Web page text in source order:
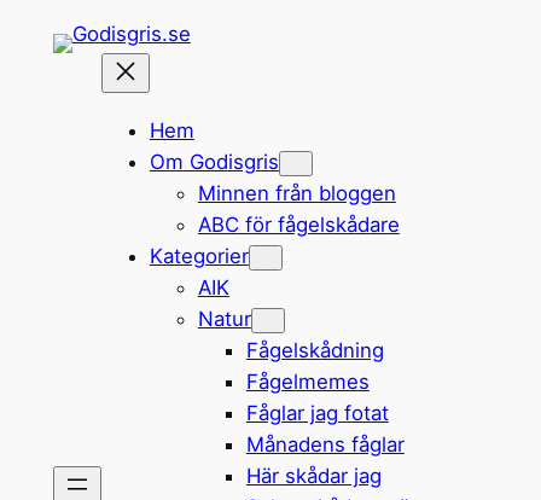
Hem
Om Godisgris
Minnen från bloggen
ABC för fågelskådare
Kategorier
AIK
Natur
Fågelskådning
Fågelmemes
Fåglar jag fotat
Månadens fåglar
Här skådar jag